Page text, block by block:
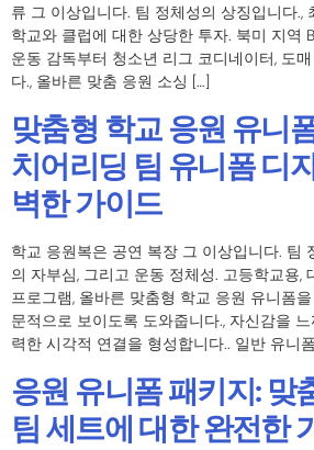
류 그 이상입니다. 팀 정체성의 상징입니다.,
학교와 클럽에 대한 상당한 투자. 북미 지역
운동 감독부터 청소년 리그 코디네이터, 도
다., 올바른 맞춤 응원 소싱 […]
맞춤형 학교 응원 유니
치어리딩 팀 유니폼 디
벽한 가이드
학교 응원복은 공연 복장 그 이상입니다. 팀
의 자부심, 그리고 운동 정체성. 고등학교용,
프로그램, 올바른 맞춤형 학교 응원 유니폼
문적으로 보이도록 도와줍니다., 자신감을
력한 시각적 연결을 형성합니다.. 일반 유니
응원 유니폼 패키지: 맞
팀 세트에 대한 완전한